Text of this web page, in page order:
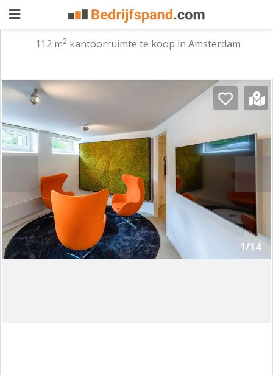
aanbieden
Pand
zoeken
Waarom
adverteren
Premium
adverteren
Blog
Registreren
Login
112 m2kantoorruimte te koop in Amsterdam
1/14